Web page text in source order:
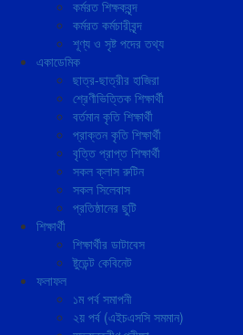
কর্মরত শিক্ষকবৃন্দ
কর্মরত কর্মচারীবৃন্দ
শূণ্য ও সৃষ্ট পদের তথ্য
একাডেমিক
ছাত্র-ছাত্রীর হাজিরা
শ্রেণীভিত্তিক শিক্ষার্থী
বর্তমান কৃতি শিক্ষার্থী
প্রাক্তন কৃতি শিক্ষার্থী
বৃত্তি প্রাপ্ত শিক্ষার্থী
সকল ক্লাস রুটিন
সকল সিলেবাস
প্রতিষ্ঠানের ছুটি
শিক্ষার্থী
শিক্ষার্থীর ডাটাবেস
ষ্টুডেন্ট কেবিনেট
ফলাফল
১ম পর্ব সমাপনী
২য় পর্ব (এইচএসসি সমমান)